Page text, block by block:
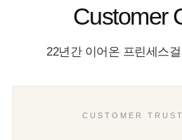
Customer
22년간 이어온 프린세스
CUSTOMER